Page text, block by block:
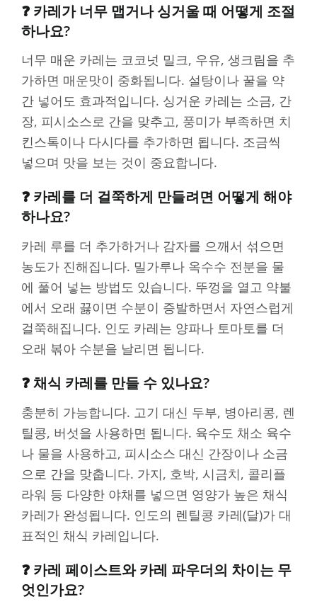
❓ 카레가 너무 맵거나 싱거울 때 어떻게 조절
하나요?
너무 매운 카레는 코코넛 밀크, 우유, 생크림을 추
가하면 매운맛이 중화됩니다. 설탕이나 꿀을 약
간 넣어도 효과적입니다. 싱거운 카레는 소금, 간
장, 피시소스로 간을 맞추고, 풍미가 부족하면 치
킨스톡이나 다시다를 추가하면 됩니다. 조금씩
넣으며 맛을 보는 것이 중요합니다.
❓ 카레를 더 걸쭉하게 만들려면 어떻게 해야
하나요?
카레 루를 더 추가하거나 감자를 으깨서 섞으면
농도가 진해집니다. 밀가루나 옥수수 전분을 물
에 풀어 넣는 방법도 있습니다. 뚜껑을 열고 약불
에서 오래 끓이면 수분이 증발하면서 자연스럽게
걸쭉해집니다. 인도 카레는 양파나 토마토를 더
오래 볶아 수분을 날리면 됩니다.
❓ 채식 카레를 만들 수 있나요?
충분히 가능합니다. 고기 대신 두부, 병아리콩, 렌
틸콩, 버섯을 사용하면 됩니다. 육수도 채소 육수
나 물을 사용하고, 피시소스 대신 간장이나 소금
으로 간을 맞춥니다. 가지, 호박, 시금치, 콜리플
라워 등 다양한 야채를 넣으면 영양가 높은 채식
카레가 완성됩니다. 인도의 렌틸콩 카레(달)가 대
표적인 채식 카레입니다.
❓ 카레 페이스트와 카레 파우더의 차이는 무
엇인가요?